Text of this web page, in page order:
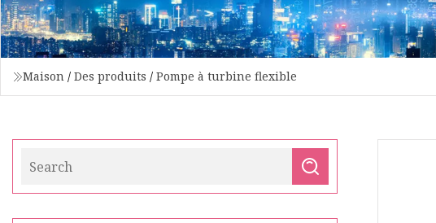
Maison / Des produits / Pompe à turbine flexible